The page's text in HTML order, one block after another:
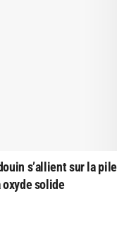
s’allient sur la
solide